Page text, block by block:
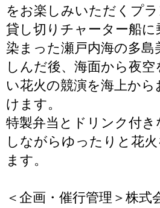
をお楽しみいただくプラ
貸し切りチャーター船に
染まった瀬戸内海の多
しんだ後、海面から夜
い花火の競演を海上か
けます。
特製弁当とドリンク付き
しながらゆったりと花
ます。
＜企画・催行管理＞株式